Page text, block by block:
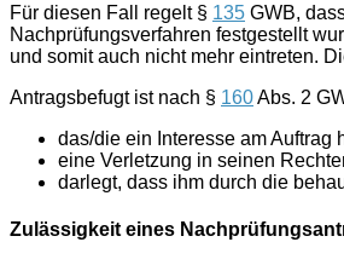
Für diesen Fall regelt § 135 GWB,
Nachprüfungsverfahren festgestellt
und somit auch nicht mehr eintreten.
Antragsbefugt ist nach § 160Abs. 2
das/die ein Interesse am Auftrag
eine Verletzung in seinen
darlegt, dass ihm durch die
Zulässigkeit eines